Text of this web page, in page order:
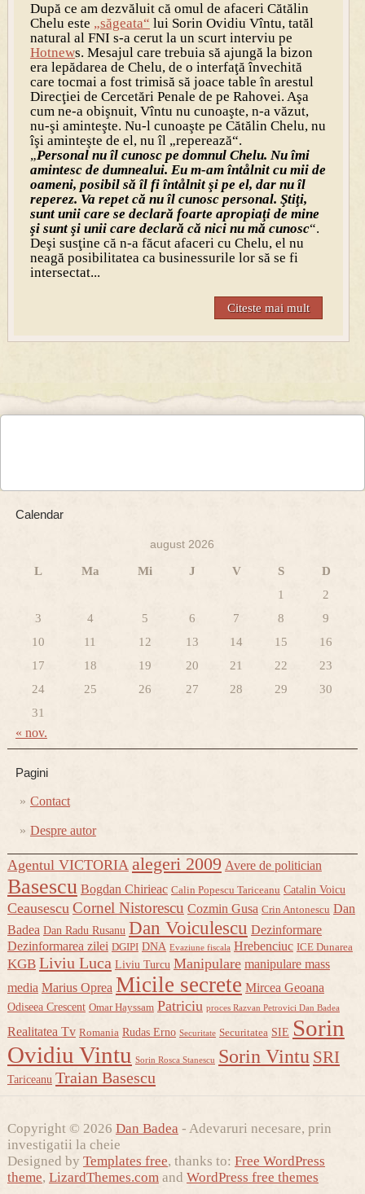
După ce am dezvăluit că omul de afaceri Cătălin
Chelu este „săgeata“ lui Sorin Ovidiu Vîntu, tatăl
natural al FNI s-a cerut la un scurt interviu pe
Hotnews. Mesajul care trebuia să ajungă la bizon
era lepădarea de Chelu, de o interfaţă învechită
care tocmai a fost trimisă să joace table în arestul
Direcţiei de Cercetări Penale de pe Rahovei. Aşa
cum ne-a obişnuit, Vîntu nu cunoaşte, n-a văzut,
nu-şi aminteşte. Nu-l cunoaşte pe Cătălin Chelu, nu
îşi aminteşte de el, nu îl „reperează“.
„Personal nu îl cunosc pe domnul Chelu. Nu îmi
amintesc de dumnealui. Eu m-am întålnit cu mii de
oameni, posibil să îl fi întålnit şi pe el, dar nu îl
reperez. Va repet că nu îl cunosc personal. Ştiţi,
sunt unii care se declară foarte apropiaţi de mine
şi sunt şi unii care declară că nici nu mă cunosc“.
Deşi susţine că n-a făcut afaceri cu Chelu, el nu
neagă posibilitatea ca businessurile lor să se fi
intersectat...
Citeste mai mult
Calendar
august 2026
L Ma Mi J V S
D
1
2
3
4 5 6 7 8
9
10
11 12 13 14 15
16
17
18 19 20 21 22
23
24
25 26 27 28 29
30
31
« nov.
Pagini
Contact
Despre autor
Agentul VICTORIA alegeri 2009 Avere de politician
Basescu Bogdan Chirieac Calin Popescu Tariceanu Catalin Voicu
Ceausescu Cornel Nistorescu Cozmin Gusa Crin Antonescu Dan
Badea Dan Radu Rusanu Dan Voiculescu Dezinformare
Dezinformarea zilei DGIPI DNA Evaziune fiscala Hrebenciuc ICE Dunarea
KGB Liviu Luca Liviu Turcu Manipulare manipulare mass
media Marius Oprea Micile secrete Mircea Geoana
Odiseea Crescent Omar Hayssam Patriciu proces Razvan Petrovici Dan Badea
Realitatea Tv Romania Rudas Erno Securitate Securitatea SIE Sorin
Ovidiu Vintu Sorin Rosca Stanescu Sorin Vintu SRI
Tariceanu Traian Basescu
Copyright © 2026 Dan Badea - Adevaruri necesare, prin
investigatii la cheie
Designed by Templates free, thanks to: Free WordPress
theme, LizardThemes.comand WordPress free themes